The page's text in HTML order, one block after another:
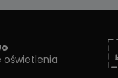
oświetlenia